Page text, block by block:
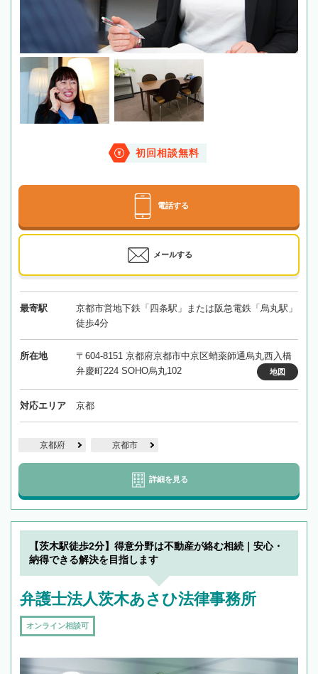
初回相談無料
電話する
メールする
最寄駅
京都市営地下鉄「四条駅」または阪急電鉄「烏丸駅」
徒歩4分
所在地
〒604-8151 京都府京都市中京区蛸薬師通烏丸西入橋
弁慶町224 SOHO烏丸102
地図
対応エリア 京都
京都府 京都市
詳細を見る
【茨木駅徒歩2分】得意分野は不動産が絡む相続｜安心・
納得できる解決を目指します
弁護士法人茨木あさひ法律事務所
オンライン相談可